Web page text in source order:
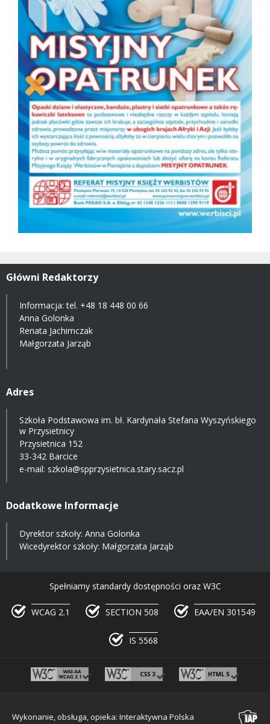
Główni Redaktorzy
Informacja: tel. +48 18 448 00 66
Anna Golonka
Renata Jachimczak
Małgorzata Jarząb
Adres
Szkoła Podstawowa im. bł. Kardynała Stefana Wyszyńskiego
w Przysietnicy
Przysietnica 152
33-342 Barcice
e-mail: szkola@spprzysietnica.stary.sacz.pl
Dodatkowe Informacje
Dyrektor szkoły: Anna Golonka
Wicedyrektor szkoły: Małgorzata Jarząb
Spełniamy standardy dostępności oraz W3C
WCAG 2.1 SECTION 508 EAA/EN 301549
IS 5568
Wykonanie, obsługa, opieka: Interaktywna Polska